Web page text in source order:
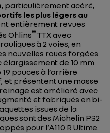
, particulièrement acéré,
les plus légers au
entièrement revues
Ohlins® TTX avec
à 2 voies, en
nouvelles roues forgées
élargissement de 10 mm
19 pouces à l’arrière
et présentent une masse
est amélioré avec
et fabriqués en bi-
issues de la
sont des Michelin PS2
pour l’A110 R Ultime.